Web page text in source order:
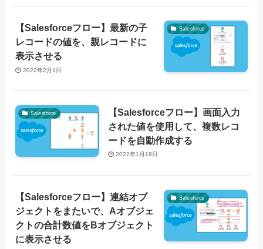
Salesforce
【Salesforceフロー】最新の子
レコードの値を、親レコードに
表示させる
2022年2月1日
Salesforce
【Salesforceフロー】画面入力
された値を使用して、複数レコ
ードを自動作成する
2022年1月18日
Salesforce
【Salesforceフロー】連結オブ
ジェクトをまたいで、Aオブジェ
クトの合計数値をBオブジェクト
に表示させる